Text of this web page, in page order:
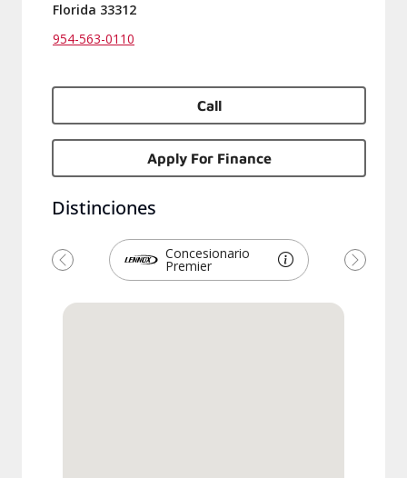
Florida 33312
954-563-0110
Call
Apply For Finance
Distinciones
Concesionario
Premier
Previous Next